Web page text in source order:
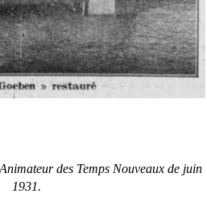
des Temps Nouveaux de juin
1931.